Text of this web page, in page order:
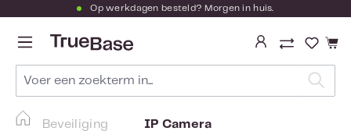
Ga naar de hoofdinhoud
Op werkdagen besteld? Morgen in huis.
Je
Beveiliging IP Camera